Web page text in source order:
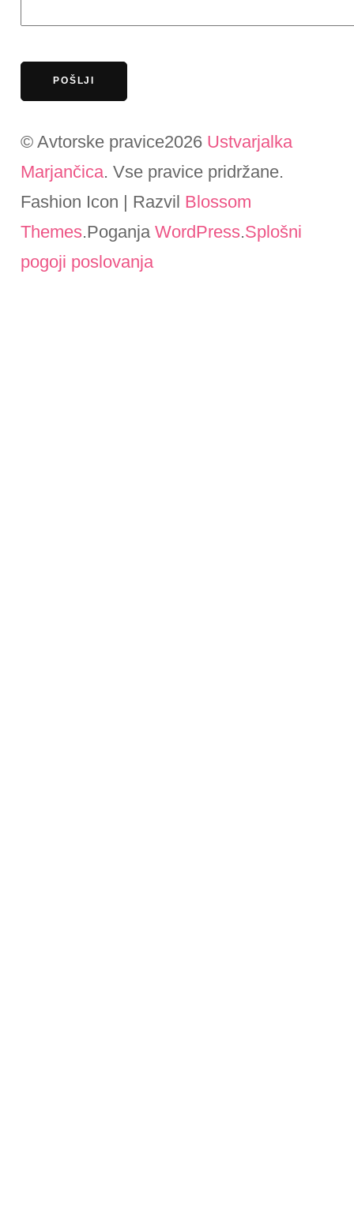
© Avtorske pravice2026 Ustvarjalka
Marjančica. Vse pravice pridržane.
Fashion Icon | Razvil Blossom
Themes.PoganjaWordPress.Splošni
pogoji poslovanja